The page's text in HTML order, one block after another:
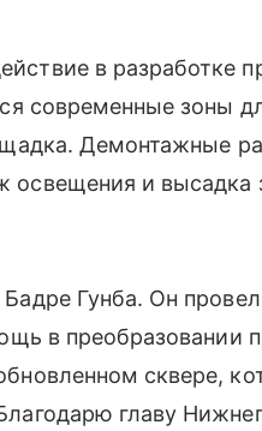
в разработке
современные зоны
Демонтажные
освещения и высадка
Бадре Гунба. Он
в преобразовании
сквере,
главу